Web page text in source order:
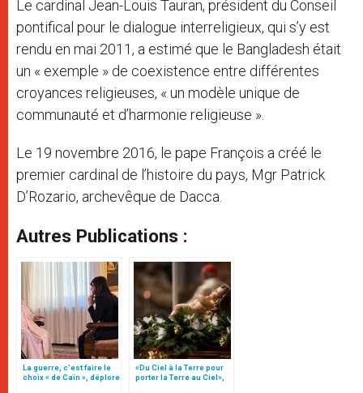
Le cardinal Jean-Louis Tauran, président du Conseil
pontifical pour le dialogue interreligieux, qui s’y est
rendu en mai 2011, a estimé que le Bangladesh était
un « exemple » de coexistence entre différentes
croyances religieuses, « un modèle unique de
communauté et d’harmonie religieuse ».
Le 19 novembre 2016, le pape François a créé le
premier cardinal de l’histoire du pays, Mgr Patrick
D’Rozario, archevêque de Dacca.
Autres Publications :
La guerre, c’est faire le
choix « de Caïn », déplore
«Du Ciel à la Terre pour
porter la Terre au Ciel»,